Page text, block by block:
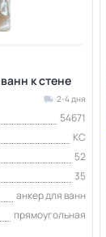
к стене
2-4 дня
54671
КС
52
35
анкер для ванн
прямоугольная